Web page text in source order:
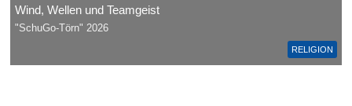
RELIGION
Wind, Wellen und Teamgeist
"SchuGo-Törn" 2026